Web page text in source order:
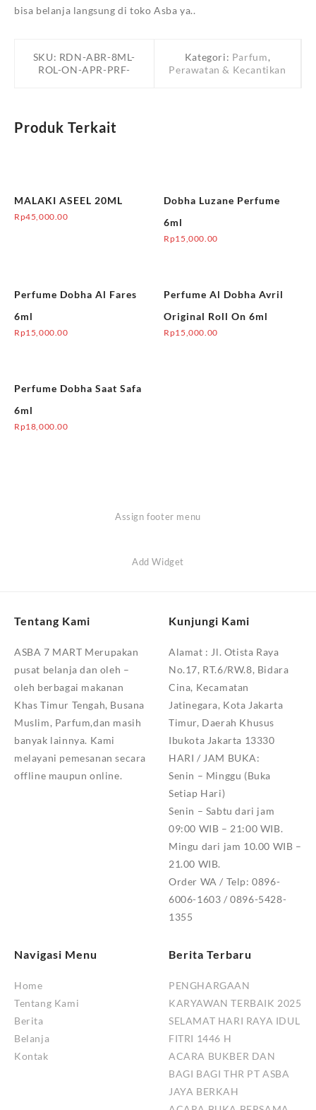
bisa belanja langsung di toko Asba ya..
SKU: RDN-ABR-8ML-
ROL-ON-APR-PRF-
Kategori: Parfum,
Perawatan & Kecantikan
Produk Terkait
MALAKI ASEEL 20ML
Rp45,000.00
Dobha Luzane Perfume
6ml
Rp15,000.00
Perfume Dobha Al Fares
6ml
Rp15,000.00
Perfume Al Dobha Avril
Original Roll On 6ml
Rp15,000.00
Perfume Dobha Saat Safa
6ml
Rp18,000.00
Assign footer menu
Add Widget
Tentang Kami
ASBA 7 MART Merupakan
pusat belanja dan oleh –
oleh berbagai makanan
Khas Timur Tengah, Busana
Muslim, Parfum,dan masih
banyak lainnya. Kami
melayani pemesanan secara
offline maupun online.
Kunjungi Kami
Alamat : Jl. Otista Raya
No.17, RT.6/RW.8, Bidara
Cina, Kecamatan
Jatinegara, Kota Jakarta
Timur, Daerah Khusus
Ibukota Jakarta 13330
HARI / JAM BUKA:
Senin – Minggu (Buka
Setiap Hari)
Senin – Sabtu dari jam
09:00 WIB – 21:00 WIB.
Mingu dari jam 10.00 WIB –
21.00 WIB.
Order WA / Telp: 0896-
6006-1603 / 0896-5428-
1355
Navigasi Menu
Home
Tentang Kami
Berita
Belanja
Kontak
Berita Terbaru
PENGHARGAAN
KARYAWAN TERBAIK 2025
SELAMAT HARI RAYA IDUL
FITRI 1446 H
ACARA BUKBER DAN
BAGI BAGI THR PT ASBA
JAYA BERKAH